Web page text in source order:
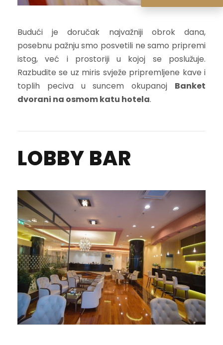
Budući je doručak najvažniji obrok dana,
posebnu pažnju smo posvetili ne samo pripremi
istog, već i prostoriji u kojoj se poslužuje.
Razbudite se uz miris svježe pripremljene kave i
toplih peciva u suncem okupanoj Banket
dvorani na osmom katu hotela.
LOBBY BAR